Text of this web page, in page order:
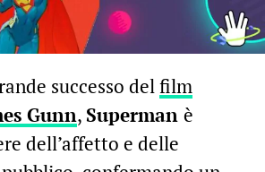
successo delfilm
Gunn, Superman è
dell’affetto e delle